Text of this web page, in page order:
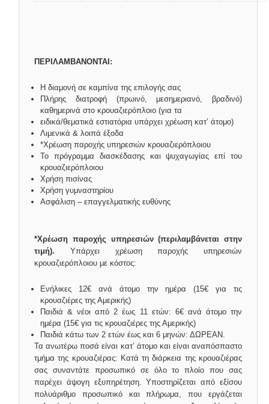
ΠΕΡΙΛΑΜΒΑΝΟΝΤΑΙ:
Η διαμονή σε καμπίνα της επιλογής σας
Πλήρης διατροφή (πρωινό, μεσημεριανό, βραδινό)
καθημερινά στο κρουαζιερόπλοιο (για τα
ειδικά/θεματικά εστιατόρια υπάρχει χρέωση κατ’ άτομο)
Λιμενικά & λοιπά έξοδα
*Χρέωση παροχής υπηρεσιών κρουαζιερόπλοιου
Το πρόγραμμα διασκέδασης και ψυχαγωγίας επί του
κρουαζιερόπλοιου
Χρήση πισίνας
Χρήση γυμναστηρίου
Ασφάλιση – επαγγελματικής ευθύνης
*Χρέωση παροχής υπηρεσιών (περιλαμβάνεται στην
τιμή). Υπάρχει χρέωση παροχής υπηρεσιών
κρουαζιερόπλοιου με κόστος:
Ενήλικες 12€ ανά άτομο την ημέρα (15€ για τις
κρουαζιέρες της Αμερικής)
Παιδιά & νέοι από 2 έως 11 ετών: 6€ ανά άτομο την
ημέρα (15€ για τις κρουαζιέρες της Αμερικής)
Παιδιά κάτω των 2 ετών έως και 6 μηνών: ΔΩΡΕΑΝ.
Τα ανωτέρω ποσά είναι κατ’ άτομο και είναι αναπόσπαστο
τμήμα της κρουαζιέρας: Κατά τη διάρκεια της κρουαζιέρας
σας συναντάτε προσωπικό σε όλο το πλοίο που σας
παρέχει άψογη εξυπηρέτηση. Υποστηρίζεται από εξίσου
πολυάριθμο προσωπικό και πλήρωμα, που εργάζεται